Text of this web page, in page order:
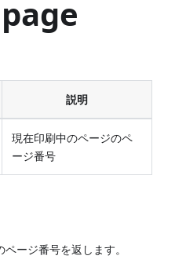
説明
現在印刷中のページのペ
ージ番号
ージ番号を返します。